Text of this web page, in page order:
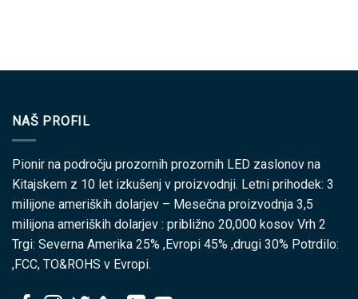
NAŠ PROFIL
Pionir na področju prozornih prozornih LED zaslonov na
Kitajskem z 10 let izkušenj v proizvodnji. Letni prihodek: 3
milijone ameriških dolarjev – Mesečna proizvodnja 3,5
milijona ameriških dolarjev : približno 20,000 kosov Vrh 2
Trgi: Severna Amerika 25% ,Evropi 45% ,drugi 30% Potrdilo:
,FCC, TO&ROHS v Evropi.